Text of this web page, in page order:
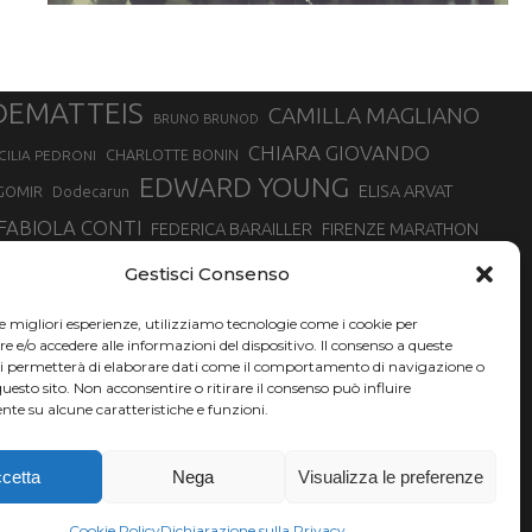
Gestisci Consenso
migliori esperienze, utilizziamo tecnologie come i cookie per
e/o accedere alle informazioni del dispositivo. Il consenso a queste
permetterà di elaborare dati come il comportamento di navigazione o
sito. Non acconsentire o ritirare il consenso può influire
su alcune caratteristiche e funzioni.
Nega Visualizza le preferenze
BRUNO BRUNOD CAMILLA MAGLIANO
PEDRONI CHARLOTTE BONIN CHIARA GIOVANDO
Dodecarun EDWARD YOUNG ELISA ARVAT
FABIOLA CONTI FEDERICA BARAILLER FIRENZE MARATHON
GIOVANNA EPIS GIULIANO CAVALLO
DI TORINO MARATONINA MARCELLA BELLETTI MARCO OLMO
MONVISO VERTICAL RACE NADIA BATTOCLETTI
BONALDI SILVIA RAMPAZZO
CHEVRIER YEMAN CRIPPA